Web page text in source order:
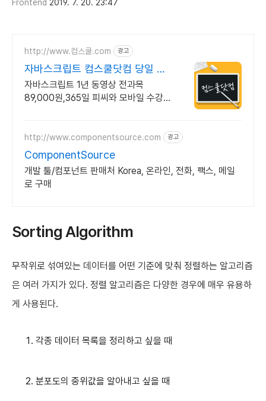
Frontend 2019. 7. 20. 23:47
http://www.컴스쿨.com 광고
자바스크립트 컴스쿨닷컴 당일 신
청&결제시 기프티콘!
자바스크립트 1년 동영상 전과목
89,000원,365일 피씨와 모바일 수강
http://www.componentsource.com 광고
ComponentSource
개발 툴/컴포넌트 판매처 Korea, 온라인, 전화, 팩스, 메일
로 구매
Sorting Algorithm
무작위로 섞여있는 데이터를 어떤 기준에 맞춰 정렬하는 알고리즘
은 여러 가지가 있다. 정렬 알고리즘은 다양한 경우에 매우 유용하
게 사용된다.
각종 데이터 목록을 정리하고 싶을 때
분포도의 중위값을 알아내고 싶을 때